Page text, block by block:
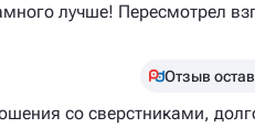
лучше! Пересмотрел
Отзыв
со сверстниками,